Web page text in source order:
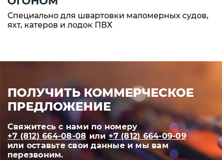
Специально для швартовки маломерных судов,
яхт, катеров и лодок ПВХ
ПОЛУЧИТЬ КОММЕРЧЕСКОЕ
ПРЕДЛОЖЕНИЕ
Свяжитесь с нами по номеру
+7 (812) 664-08-08 или+7 (812) 664-09-09
или оставьте свои данные и мы вам
перезвоним.